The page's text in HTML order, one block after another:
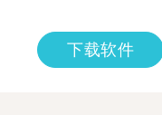
下载软件